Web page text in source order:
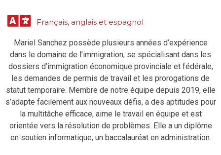
Français, anglais et espagnol
Mariel Sanchez possède plusieurs années d’expérience
dans le domaine de l’immigration, se spécialisant dans les
dossiers d’immigration économique provinciale et fédérale,
les demandes de permis de travail et les prorogations de
statut temporaire. Membre de notre équipe depuis 2019, elle
s’adapte facilement aux nouveaux défis, a des aptitudes pour
la multitâche efficace, aime le travail en équipe et est
orientée vers la résolution de problèmes. Elle a un diplôme
en soutien informatique, un baccalauréat en administration.